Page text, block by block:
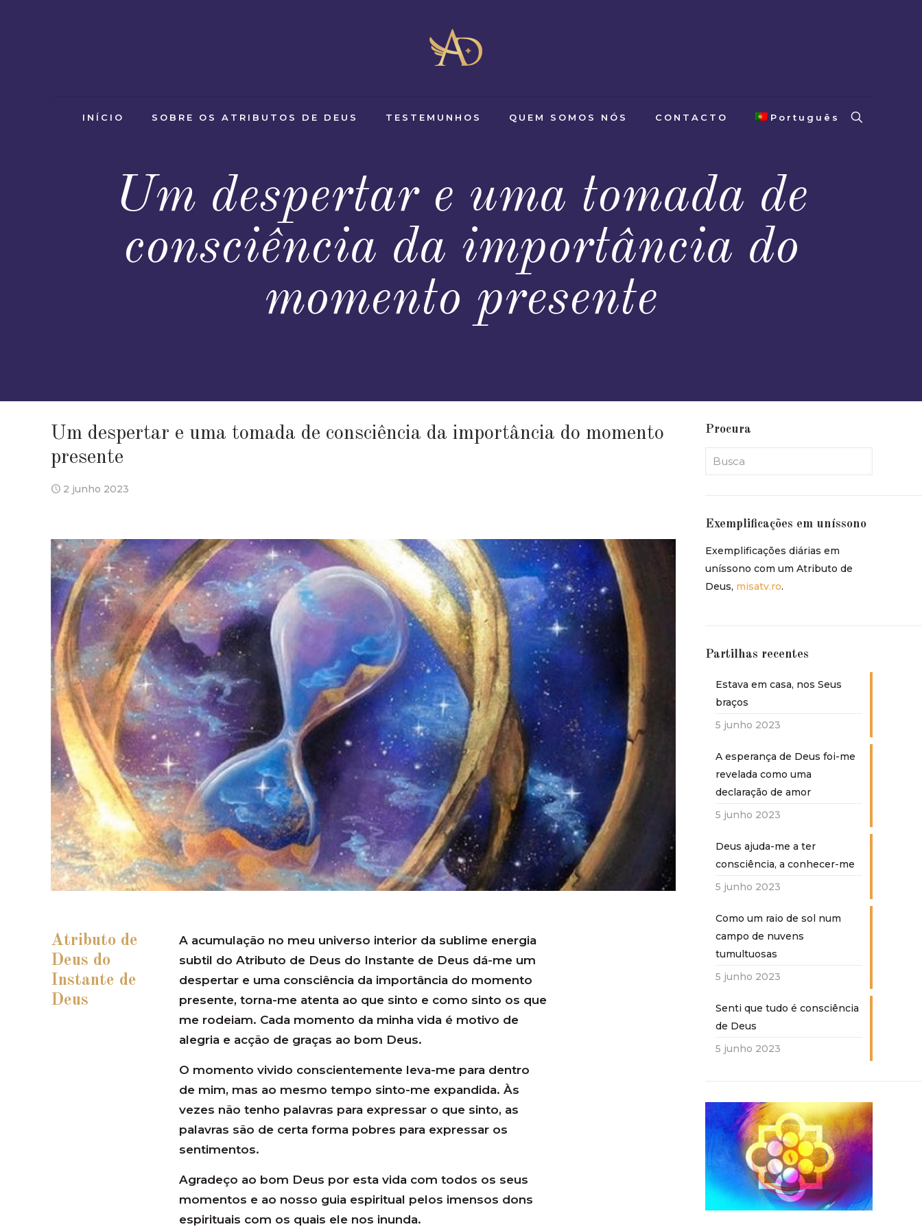
INÍCIO SOBRE OS ATRIBUTOS DE DEUS TESTEMUNHOS QUEM SOMOS NÓS CONTACTO Português
Um despertar e uma tomada de
consciência da importância do
momento presente
Um despertar e uma tomada de consciência da importância do momento
presente
2 junho 2023
Atributo de
Deus do
Instante de
Deus
A acumulação no meu universo interior da sublime energia
subtil do Atributo de Deus do Instante de Deus dá-me um
despertar e uma consciência da importância do momento
presente, torna-me atenta ao que sinto e como sinto os que
me rodeiam. Cada momento da minha vida é motivo de
alegria e acção de graças ao bom Deus.
O momento vivido conscientemente leva-me para dentro
de mim, mas ao mesmo tempo sinto-me expandida. Às
vezes não tenho palavras para expressar o que sinto, as
palavras são de certa forma pobres para expressar os
sentimentos.
Agradeço ao bom Deus por esta vida com todos os seus
momentos e ao nosso guia espiritual pelos imensos dons
espirituais com os quais ele nos inunda.
Procura
Exemplificações em uníssono
Exemplificações diárias em
uníssono com um Atributo de
Deus, misatv.ro.
Partilhas recentes
Estava em casa, nos Seus
braços
5 junho 2023
A esperança de Deus foi-me
revelada como uma
declaração de amor
5 junho 2023
Deus ajuda-me a ter
consciência, a conhecer-me
5 junho 2023
Como um raio de sol num
campo de nuvens
tumultuosas
5 junho 2023
Senti que tudo é consciência
de Deus
5 junho 2023